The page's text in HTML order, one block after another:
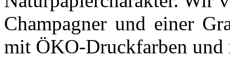
Champagner und einer
mit ÖKO-Druckfarben